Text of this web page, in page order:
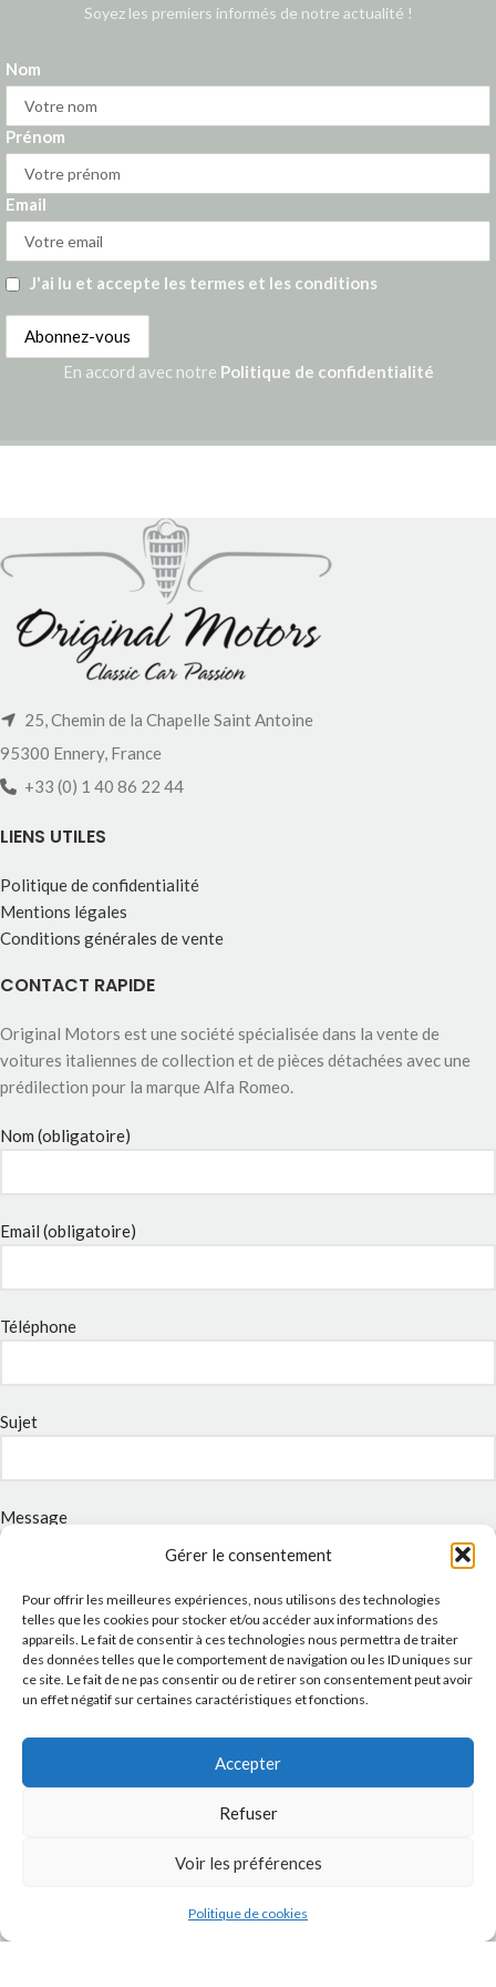
Gérer le consentement
Pour offrir les meilleures expériences, nous utilisons des technologies
telles que les cookies pour stocker et/ou accéder aux informations des
appareils. Le fait de consentir à ces technologies nous permettra de traiter
des données telles que le comportement de navigation ou les ID uniques sur
ce site. Le fait de ne pas consentir ou de retirer son consentement peut avoir
un effet négatif sur certaines caractéristiques et fonctions.
Accepter
Refuser
Voir les préférences
Politique de cookies
Soyez les premiers informés de notre actualité !
Nom
Prénom
Email
J'ai lu et accepte les termes et les conditions
En accord avec notre Politique de confidentialité
25, Chemin de la Chapelle Saint Antoine
95300 Ennery, France
+33 (0) 1 40 86 22 44
LIENS UTILES
Politique de confidentialité
Mentions légales
Conditions générales de vente
CONTACT RAPIDE
Original Motors est une société spécialisée dans la vente de
voitures italiennes de collection et de pièces détachées avec une
prédilection pour la marque Alfa Romeo.
Nom (obligatoire)
Email (obligatoire)
Téléphone
Sujet
Message
Politique de confidentialité